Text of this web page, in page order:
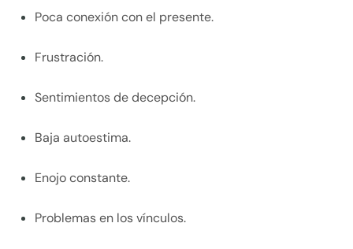
Poca conexión con el presente.
Frustración.
Sentimientos de decepción.
Baja autoestima.
Enojo constante.
Problemas en los vínculos.